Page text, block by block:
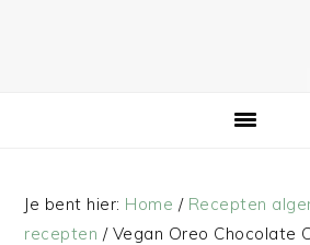
Je bent hier: Home / Recepten
recepten /Vegan Oreo Chocolate